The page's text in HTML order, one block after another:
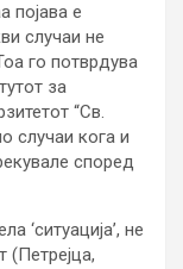
појава е
случаи не
го потврдува
за
“Св.
случаи кога и
според
‘ситуација’, не
(Петрејца,